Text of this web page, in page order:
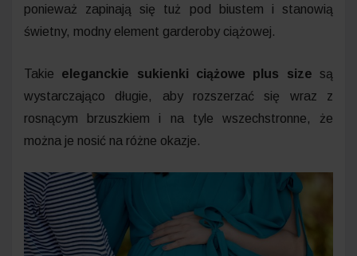
ponieważ zapinają się tuż pod biustem i stanowią
świetny, modny element garderoby ciążowej.
Takie eleganckie sukienki ciążowe plus size są
wystarczająco długie, aby rozszerzać się wraz z
rosnącym brzuszkiem i na tyle wszechstronne, że
można je nosić na różne okazje.